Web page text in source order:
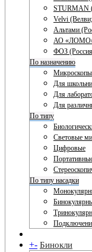
STURMAN
Velvi
Альтами
АО «ЛОМО»
ФОЗ
По назначению
Микроскопы
Для
Для
Для
По типу
Световые
Цифровые
По типу насадки
+- Бинокли